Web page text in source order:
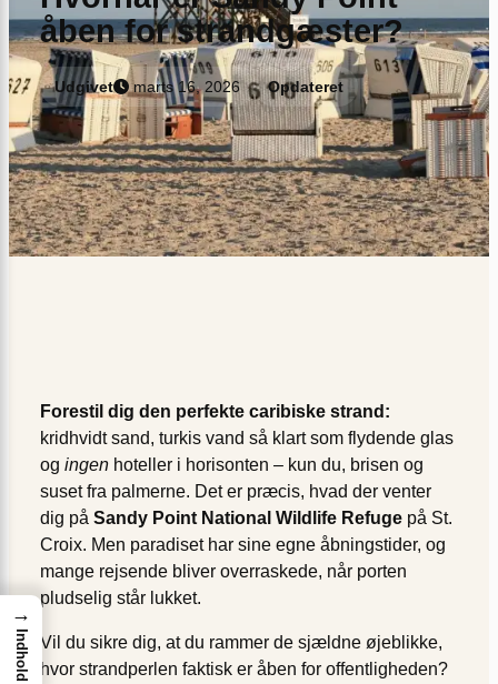
åben for strandgæster?
Udgivet marts 16, 2026 Opdateret
Forestil dig den perfekte caribiske strand:
kridhvidt sand, turkis vand så klart som flydende glas
og ingen hoteller i horisonten – kun du, brisen og
suset fra palmerne. Det er præcis, hvad der venter
dig på Sandy Point National Wildlife Refuge på St.
Croix. Men paradiset har sine egne åbningstider, og
mange rejsende bliver overraskede, når porten
pludselig står lukket.
Vil du sikre dig, at du rammer de sjældne øjeblikke,
hvor strandperlen faktisk er åben for offentligheden?
→
Indhold